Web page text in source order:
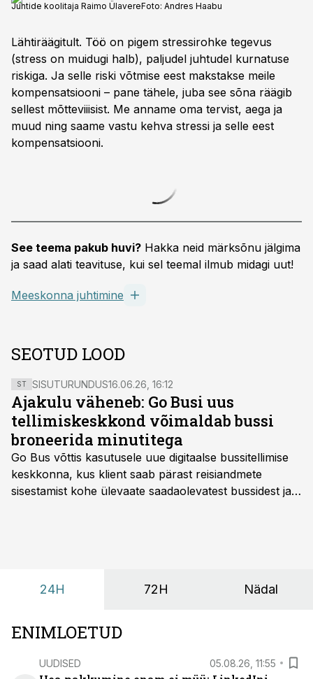
Juhtide koolitaja Raimo ÜlavereFoto: Andres Haabu
Lähtiräägitult. Töö on pigem stressirohke tegevus
(stress on muidugi halb), paljudel juhtudel kurnatuse
riskiga. Ja selle riski võtmise eest makstakse meile
kompensatsiooni – pane tähele, juba see sõna räägib
sellest mõtteviiisist. Me anname oma tervist, aega ja
muud ning saame vastu kehva stressi ja selle eest
kompensatsiooni.
See teema pakub huvi? Hakka neid märksõnu jälgima
ja saad alati teavituse, kui sel teemal ilmub midagi uut!
Meeskonna juhtimine
SEOTUD LOOD
ST SISUTURUNDUS16.06.26, 16:12
Ajakulu väheneb: Go Busi uus
tellimiskeskkond võimaldab bussi
broneerida minutitega
Go Bus võttis kasutusele uue digitaalse bussitellimise
keskkonna, kus klient saab pärast reisiandmete
sisestamist kohe ülevaate saadaolevatest bussidest ja
24H 72H Nädal
ENIMLOETUD
UUDISED 05.08.26, 11:55